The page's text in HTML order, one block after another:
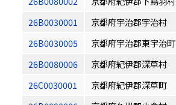
26B0030001
京都府宇治郡宇治村
26B0030005
京都府宇治郡東宇治町
26B0080006
京都府紀伊郡深草村
26C0030001
京都府紀伊郡深草町